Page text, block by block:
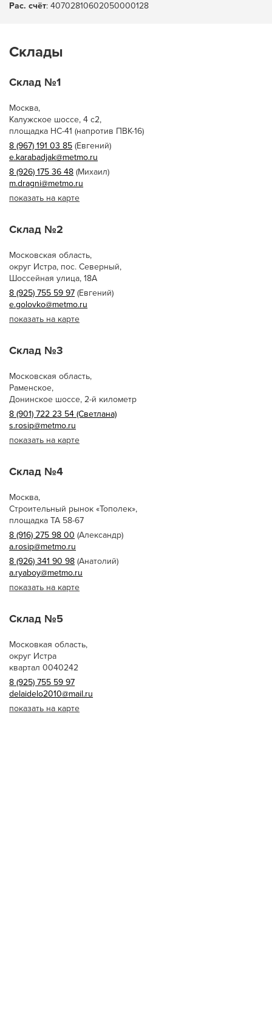
Рас. счёт: 40702810602050000128
Склады
Склад №1
Москва,
Калужское шоссе, 4 с2,
площадка НС-41 (напротив ПВК-16)
8 (967) 191 03 85 (Евгений)
e.karabadjak@metmo.ru
8 (926) 175 36 48 (Михаил)
m.dragni@metmo.ru
показать на карте
Склад №2
Московская область,
округ Истра, пос. Северный,
Шоссейная улица, 18А
8 (925) 755 59 97 (Евгений)
e.golovko@metmo.ru
показать на карте
Склад №3
Московская область,
Раменское,
Донинское шоссе, 2-й километр
8 (901) 722 23 54 (Светлана)
s.rosip@metmo.ru
показать на карте
Склад №4
Москва,
Строительный рынок «Тополек»,
площадка ТА 58-67
8 (916) 275 98 00 (Александр)
a.rosip@metmo.ru
8 (926) 341 90 98 (Анатолий)
a.ryaboy@metmo.ru
показать на карте
Склад №5
Московкая область,
округ Истра
квартал 0040242
8 (925) 755 59 97
delaidelo2010@mail.ru
показать на карте